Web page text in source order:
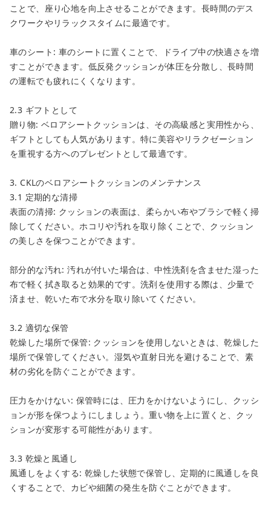
ことで、座り心地を向上させることができます。長時間のデス
クワークやリラックスタイムに最適です。
車のシート: 車のシートに置くことで、ドライブ中の快適さを増
すことができます。低反発クッションが体圧を分散し、長時間
の運転でも疲れにくくなります。
2.3 ギフトとして
贈り物: ベロアシートクッションは、その高級感と実用性から、
ギフトとしても人気があります。特に美容やリラクゼーション
を重視する方へのプレゼントとして最適です。
3. CKLのベロアシートクッションのメンテナンス
3.1 定期的な清掃
表面の清掃: クッションの表面は、柔らかい布やブラシで軽く掃
除してください。ホコリや汚れを取り除くことで、クッション
の美しさを保つことができます。
部分的な汚れ: 汚れが付いた場合は、中性洗剤を含ませた湿った
布で軽く拭き取ると効果的です。洗剤を使用する際は、少量で
済ませ、乾いた布で水分を取り除いてください。
3.2 適切な保管
乾燥した場所で保管: クッションを使用しないときは、乾燥した
場所で保管してください。湿気や直射日光を避けることで、素
材の劣化を防ぐことができます。
圧力をかけない: 保管時には、圧力をかけないようにし、クッシ
ョンが形を保つようにしましょう。重い物を上に置くと、クッ
ションが変形する可能性があります。
3.3 乾燥と風通し
風通しをよくする: 乾燥した状態で保管し、定期的に風通しを良
くすることで、カビや細菌の発生を防ぐことができます。